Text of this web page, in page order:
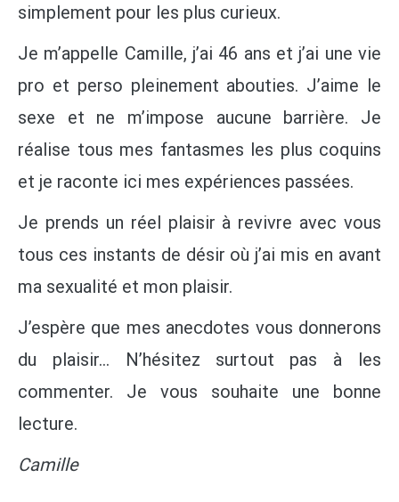
simplement pour les plus curieux.
Je m’appelle Camille, j’ai 46 ans et j’ai une vie
pro et perso pleinement abouties. J’aime le
sexe et ne m’impose aucune barrière. Je
réalise tous mes fantasmes les plus coquins
et je raconte ici mes expériences passées.
Je prends un réel plaisir à revivre avec vous
tous ces instants de désir où j’ai mis en avant
ma sexualité et mon plaisir.
J’espère que mes anecdotes vous donnerons
du plaisir… N’hésitez surtout pas à les
commenter. Je vous souhaite une bonne
lecture.
Camille